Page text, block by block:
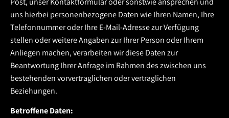
uns hierbei personenbezogene Daten wie Ihren Namen, Ihre
Telefonnummer oder Ihre E-Mail-Adresse zur Verfügung
stellen oder weitere Angaben zur Ihrer Person oder Ihrem
Anliegen machen, verarbeiten wir diese Daten zur
Beantwortung Ihrer Anfrage im Rahmen des zwischen uns
bestehenden vorvertraglichen oder vertraglichen
Beziehungen.
Betroffene Daten: